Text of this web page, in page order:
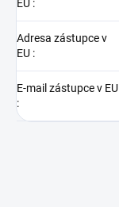
EU :
Adresa zástupce v
EU :
E-mail zástupce v EU
: